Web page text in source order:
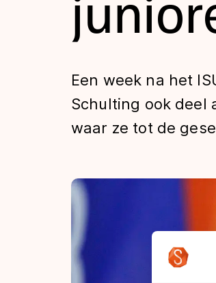
Tijden &
De weg
Een week na het
Schulting ook deel
waar ze tot de